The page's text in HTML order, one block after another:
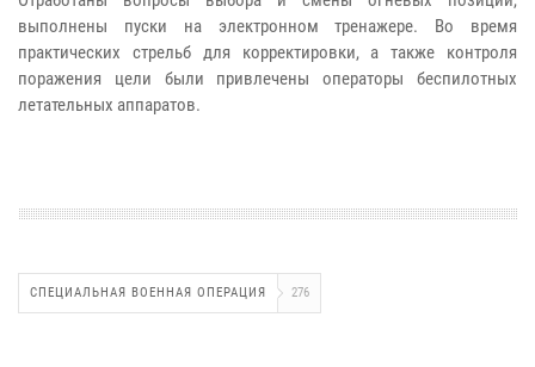
выполнены пуски на электронном тренажере. Во время
практических стрельб для корректировки, а также контроля
поражения цели были привлечены операторы беспилотных
летательных аппаратов.
СПЕЦИАЛЬНАЯ ВОЕННАЯ ОПЕРАЦИЯ 276